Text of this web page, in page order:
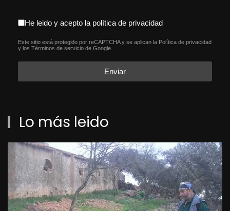
aceptacion política de
He leido y acepto la política de privacidad
reCAPTCHA*
Este sitio está protegido por reCAPTCHA y se aplican la Política de privacidad
y los Términos de servicio de Google.
Enviar
Lo más leido